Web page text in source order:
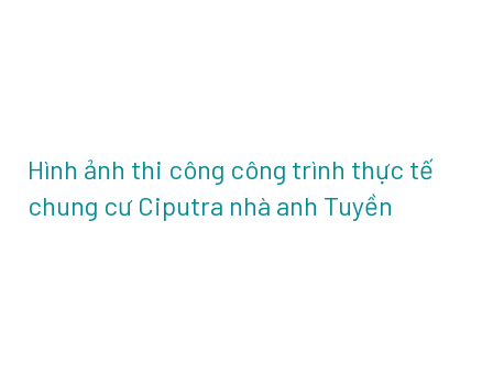
Hình ảnh thi công công trình thực tế
chung cư Ciputra nhà anh Tuyền